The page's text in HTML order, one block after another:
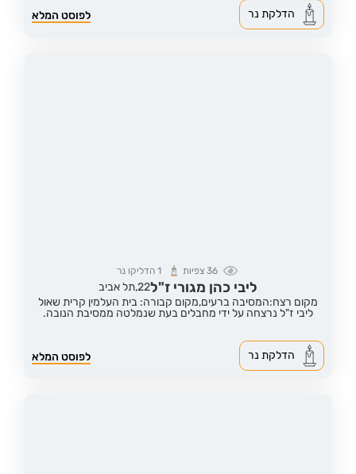
לפוסט המלא הדלקת נר
36צפיות 1 הדליקו נר
ליבי כהן מגורי ז"ל22,תל אביב
מקום רצח:המסיבה ברעים,מקום קבורה: בית העלמין קרית שאול
ליבי ז"ל נרצחה על ידי מחבלים בעת שנמלטה ממסיבת הנובה.
לפוסט המלא הדלקת נר